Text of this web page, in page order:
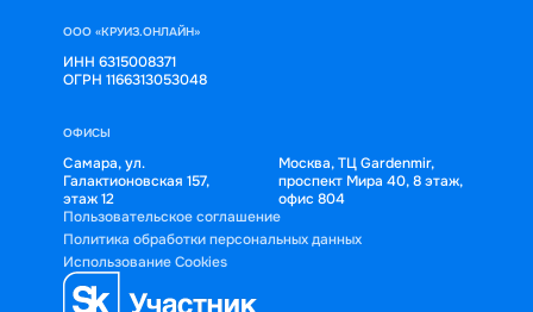
ООО «КРУИЗ.ОНЛАЙН»
ИНН 6315008371
ОГРН 1166313053048
ОФИСЫ
Самара, ул.
Галактионовская 157,
этаж 12
Москва, ТЦ Gardenmir,
проспект Мира 40, 8 этаж,
офис 804
Пользовательское соглашение
Политика обработки персональных данных
Использование Cookies